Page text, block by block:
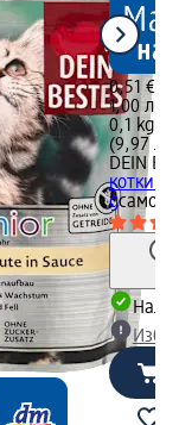
0,51 €
1,00 лв.
0,1 kg
(9,97
DEIN
котки с
g